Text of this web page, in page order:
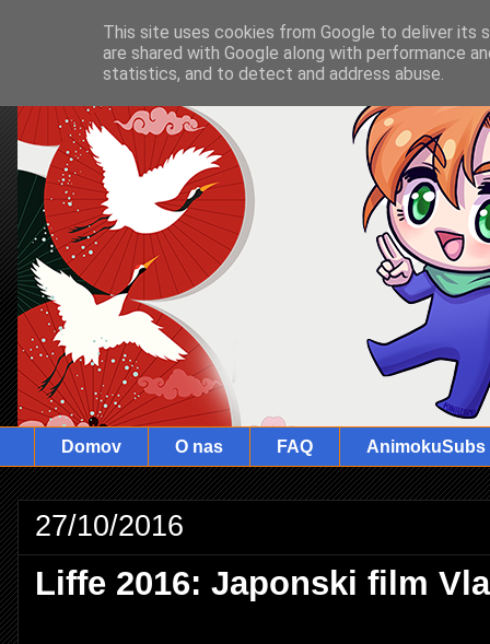
Domov O nas FAQ AnimokuSubs
27/10/2016
Liffe 2016: Japonski film
This site uses cookies from Google to deliver its
are shared with Google along with performance
statistics, and to detect and address abuse.